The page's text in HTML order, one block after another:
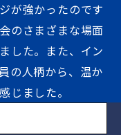
が強かったのです
のさまざまな場面
した。また、イン
の人柄から、温か
じました。